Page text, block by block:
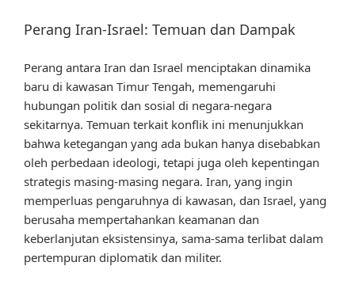
Perang Iran-Israel: Temuan dan Dampak
Perang antara Iran dan Israel menciptakan dinamika
baru di kawasan Timur Tengah, memengaruhi
hubungan politik dan sosial di negara-negara
sekitarnya. Temuan terkait konflik ini menunjukkan
bahwa ketegangan yang ada bukan hanya disebabkan
oleh perbedaan ideologi, tetapi juga oleh kepentingan
strategis masing-masing negara. Iran, yang ingin
memperluas pengaruhnya di kawasan, dan Israel, yang
berusaha mempertahankan keamanan dan
keberlanjutan eksistensinya, sama-sama terlibat dalam
pertempuran diplomatik dan militer.